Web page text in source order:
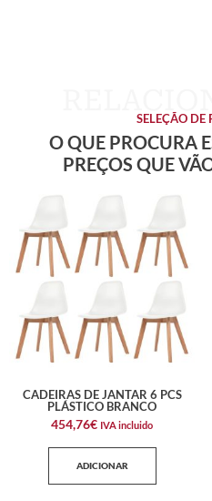
SELEÇÃO DE
O QUE PROCURA
PREÇOS QUE
CADEIRAS DE JANTAR 6 PCS
PLÁSTICO BRANCO
454,76€ IVA incluido
ADICIONAR